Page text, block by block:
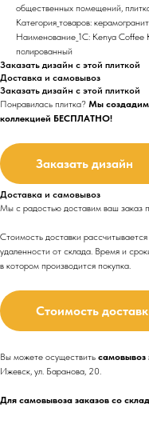
общественных помещений,
Категория_товаров: керамогранит
Наименование_1С: Kenya Coffee
полированный
Заказать дизайн с этой плиткой
Доставка и самовывоз
Заказать дизайн с этой плиткой
Понравилась плитка? Мы создадим
коллекцией БЕСПЛАТНО!
Заказать дизайн
Доставка и самовывоз
Мы с радостью доставим ваш заказ
Стоимость доставки
удаленности от склада. Время и
в котором производится покупка.
Стоимость
Вы можете осуществить самовывоз
Ижевск, ул. Баранова, 20.
Для самовывоза заказов со